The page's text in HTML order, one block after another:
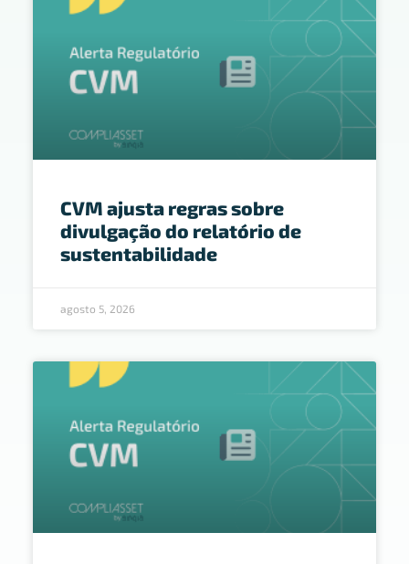
CVM ajusta regras sobre
divulgação do relatório de
sustentabilidade
agosto 5, 2026